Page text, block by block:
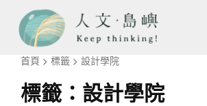
首頁 標籤 設計學院
標籤： 設計學院